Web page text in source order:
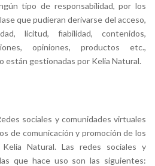
tipo de responsabilidad, por los
que pudieran derivarse del acceso,
licitud, fiabilidad, contenidos,
opiniones, productos etc.,
están gestionadas por Kelia Natural.
sociales y comunidades virtuales
de comunicación y promoción de los
Natural. Las redes sociales y
que hace uso son las siguientes: